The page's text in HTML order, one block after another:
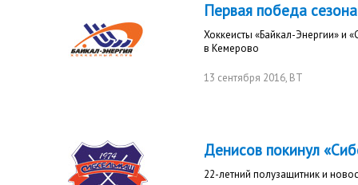
Первая победа сезона
Хоккеисты «Байкал-Энергии» и
в Кемерово
13 сентября 2016, ВТ
Денисов покинул
22-летний полузащитник и